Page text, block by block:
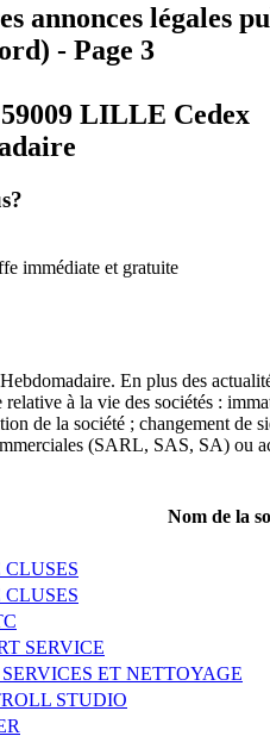
annonces légales
- Page 3
LILLE Cedex
immédiate et gratuite
En plus des
à la vie des sociétés :
de la société ; changement de
(SARL, SAS, SA) ou
Nom de la
CLUSES
CLUSES
SERVICE
ET NETTOYAGE
STUDIO